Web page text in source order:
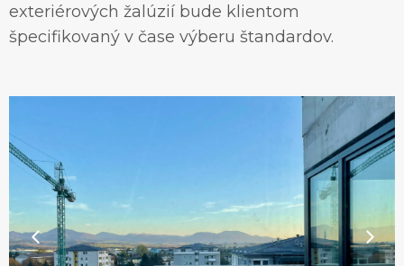
exteriérových žalúzií bude klientom
špecifikovaný v čase výberu štandardov.